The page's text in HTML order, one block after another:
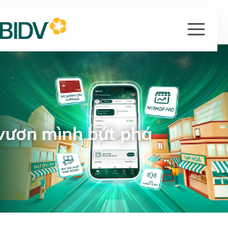
mình bứt phá